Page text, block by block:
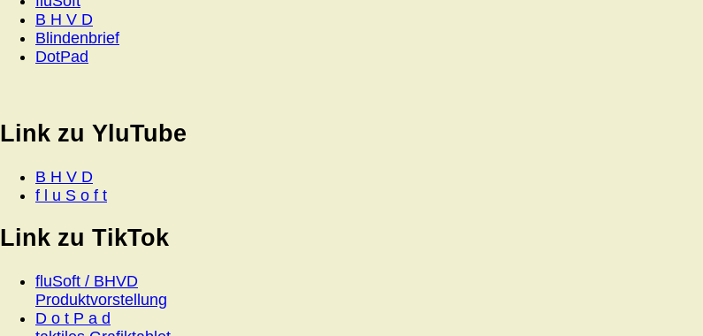
B H V D
Blindenbrief
DotPad
Link zu YluTube
B H V D
f l u S o f t
Link zu TikTok
fluSoft / BHVD
Produktvorstellung
D o t P a d